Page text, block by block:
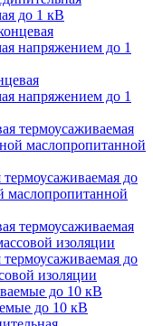
до 1 кВ
напряжением до 1
до
маслопропитанной
до
изоляции
до 10 кВ